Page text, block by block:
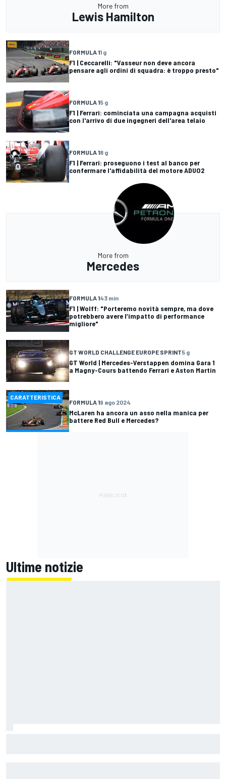
More from
Lewis Hamilton
FORMULA 11 g
F1 | Ceccarelli: "Vasseur non deve ancora
pensare agli ordini di squadra: è troppo presto"
FORMULA 15 g
F1 | Ferrari: cominciata una campagna acquisti
con l'arrivo di due ingegneri dell'area telaio
FORMULA 18 g
F1 | Ferrari: proseguono i test al banco per
confermare l'affidabilità del motore ADUO2
More from
Mercedes
FORMULA 143 min
F1 | Wolff: "Porteremo novità sempre, ma dove
potrebbero avere l’impatto di performance
migliore"
GT WORLD CHALLENGE EUROPE SPRINT5 g
GT World | Mercedes-Verstappen domina Gara 1
a Magny-Cours battendo Ferrari e Aston Martin
CARATTERISTICA
FORMULA 19 ago 2024
McLaren ha ancora un asso nella manica per
battere Red Bull e Mercedes?
Ultime notizie